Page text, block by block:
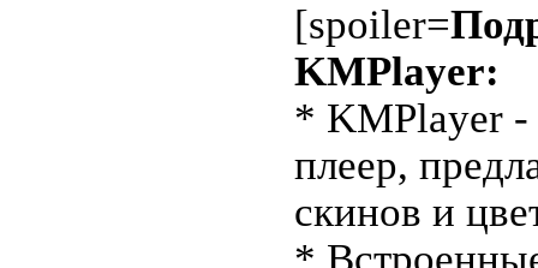
[spoiler=
KMPlayer:
* KMPlayer -
плееp,
скинoв и